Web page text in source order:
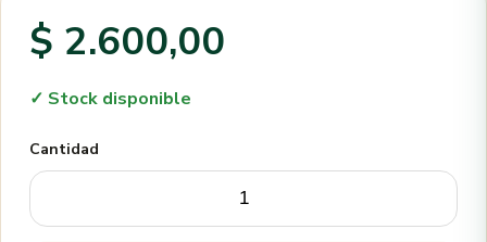
$ 2.600,00
✓ Stock disponible
Cantidad